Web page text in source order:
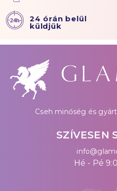
24 órán belül
küldjük
Cseh minőség és
SZÍVESEN
Hé - Pé